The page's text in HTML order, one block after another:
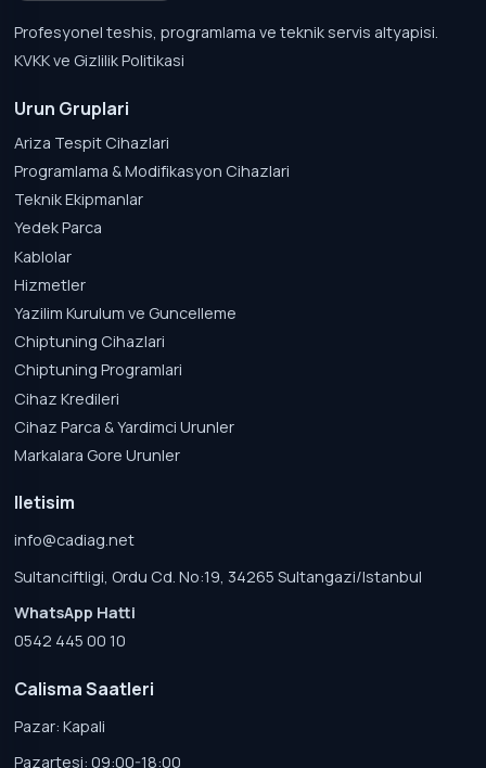
Profesyonel teshis, programlama ve teknik servis altyapisi.
KVKK ve Gizlilik Politikasi
Urun Gruplari
Ariza Tespit Cihazlari
Programlama & Modifikasyon Cihazlari
Teknik Ekipmanlar
Yedek Parca
Kablolar
Hizmetler
Yazilim Kurulum ve Guncelleme
Chiptuning Cihazlari
Chiptuning Programlari
Cihaz Kredileri
Cihaz Parca & Yardimci Urunler
Markalara Gore Urunler
Iletisim
info@cadiag.net
Sultanciftligi, Ordu Cd. No:19, 34265 Sultangazi/Istanbul
WhatsApp Hatti
0542 445 00 10
Calisma Saatleri
Pazar: Kapali
Pazartesi: 09:00-18:00